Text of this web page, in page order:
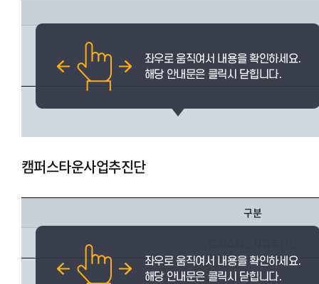
AI교육원(글로벌)
캠퍼스타운사업추진단
구분